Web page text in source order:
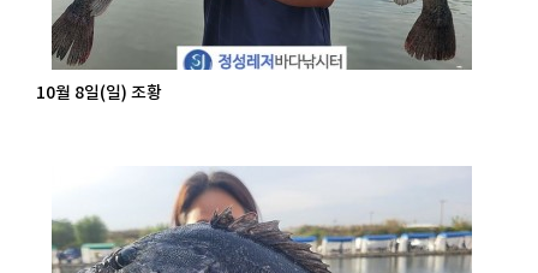
10월 8일(일) 조황